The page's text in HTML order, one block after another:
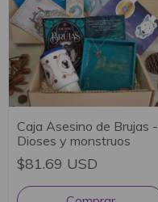
Caja Asesino de Brujas -
Dioses y monstruos
$81.69 USD